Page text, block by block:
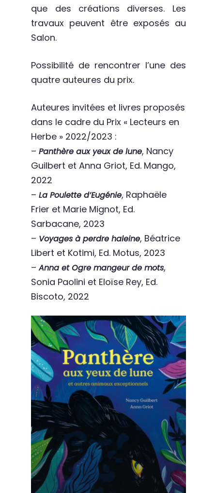
que des créations diverses. Les
travaux peuvent être exposés au
Salon.
Possibilité de rencontrer l’une des
quatre auteures du prix.
Auteures invitées et livres proposés
dans le cadre du Prix « Lecteurs en
Herbe » 2022/2023 :
–Panthère aux yeux de lune, Nancy
Guilbert et Anna Griot, Ed. Mango,
2022
–La Poulette d’Eugénie, Raphaële
Frier et Marie Mignot, Ed.
Sarbacane, 2023
– Voyages à perdre haleine, Béatrice
Libert et Kotimi, Ed. Motus, 2023
–Anna et Ogre mangeur de mots,
Sonia Paolini et Eloïse Rey, Ed.
Biscoto, 2022